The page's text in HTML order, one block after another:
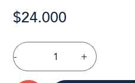
$24.000
- +